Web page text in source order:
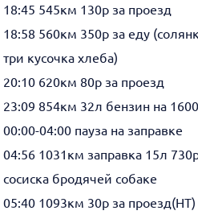
18:45 545км 130р за проезд
18:58 560км 350р за еду
три кусочка хлеба)
20:10 620км 80р за проезд
23:09 854км 32л бензин на
00:00-04:00 пауза на заправке
04:56 1031км заправка 15л
сосиска бродячей собаке
05:40 1093км 30р за проезд(НТ)